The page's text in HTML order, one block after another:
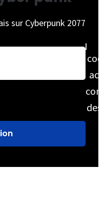
sur Cyberpunk 2077
des